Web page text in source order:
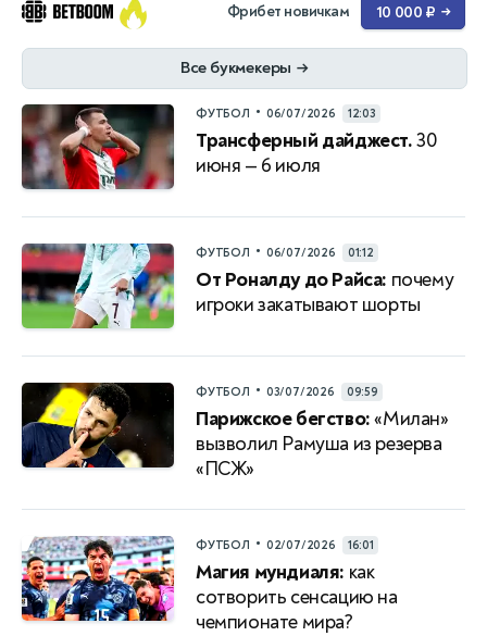
Фрибет новичкам 10 000 ₽ →
Все букмекеры →
ФУТБОЛ • 06/07/2026 12:03
Трансферный дайджест.30
июня — 6 июля
ФУТБОЛ • 06/07/2026 01:12
От Роналду до Райса: почему
игроки закатывают шорты
ФУТБОЛ • 03/07/2026 09:59
Парижское бегство:«Милан»
вызволил Рамуша из резерва
«ПСЖ»
ФУТБОЛ • 02/07/2026 16:01
Магия мундиаля: как
сотворить сенсацию на
чемпионате мира?